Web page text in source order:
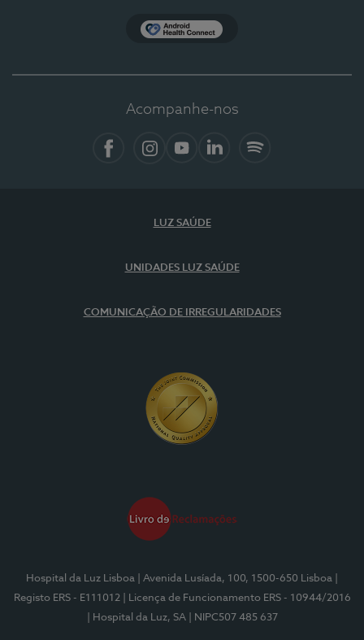
Acompanhe-nos
LUZ SAÚDE
UNIDADES LUZ SAÚDE
COMUNICAÇÃO DE IRREGULARIDADES
Hospital da Luz Lisboa | Avenida Lusíada, 100, 1500-650 Lisboa
Registo ERS - E111012
| Licença de Funcionamento ERS - 10944/2016
| Hospital da Luz, SA
| NIPC507 485 637